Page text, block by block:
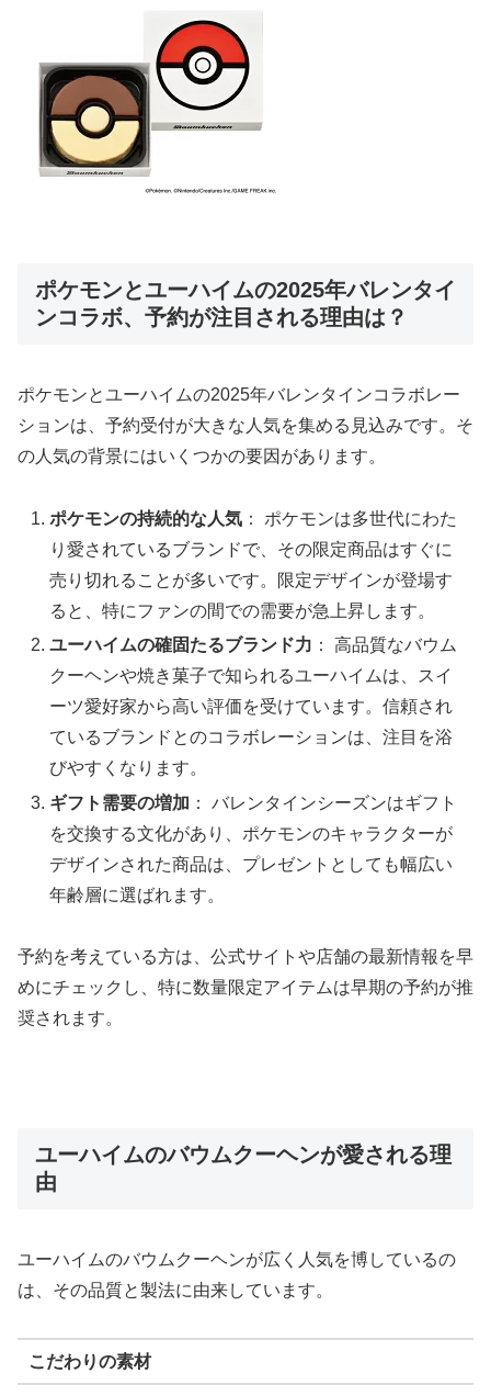
ポケモンとユーハイムの2025年バレンタイ
ンコラボ、予約が注目される理由は？
ポケモンとユーハイムの2025年バレンタインコラボレー
ションは、予約受付が大きな人気を集める見込みです。そ
の人気の背景にはいくつかの要因があります。
ポケモンの持続的な人気 ： ポケモンは多世代にわた
り愛されているブランドで、その限定商品はすぐに
売り切れることが多いです。限定デザインが登場す
ると、特にファンの間での需要が急上昇します。
ユーハイムの確固たるブランド力 ： 高品質なバウム
クーヘンや焼き菓子で知られるユーハイムは、スイ
ーツ愛好家から高い評価を受けています。信頼され
ているブランドとのコラボレーションは、注目を浴
びやすくなります。
ギフト需要の増加 ： バレンタインシーズンはギフト
を交換する文化があり、ポケモンのキャラクターが
デザインされた商品は、プレゼントとしても幅広い
年齢層に選ばれます。
予約を考えている方は、公式サイトや店舗の最新情報を早
めにチェックし、特に数量限定アイテムは早期の予約が推
奨されます。
ユーハイムのバウムクーヘンが愛される理
由
ユーハイムのバウムクーヘンが広く人気を博しているの
は、その品質と製法に由来しています。
こだわりの素材